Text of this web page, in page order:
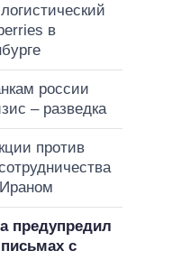
в
россии
– разведка
против
предупредил
с